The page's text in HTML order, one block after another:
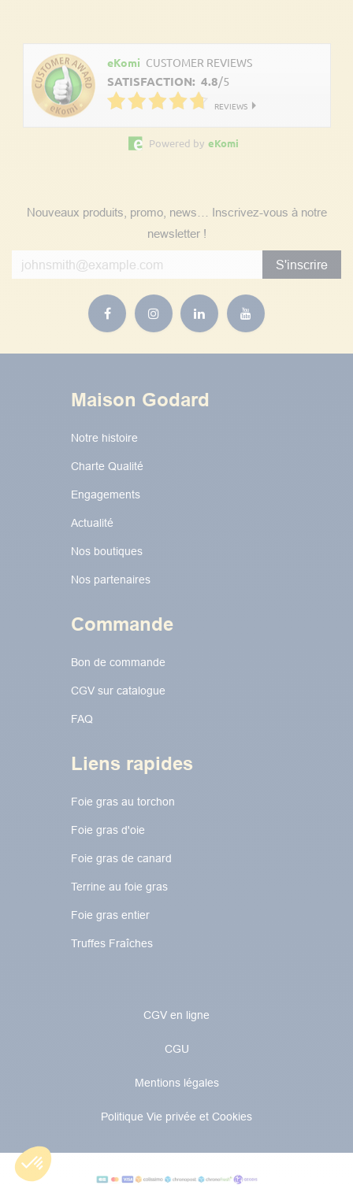
eKomi CUSTOMER REVIEWS
SATISFACTION: 4.8/5
REVIEWS
Powered by eKomi
Nouveaux produits, promo, news… Inscrivez-vous à notre
newsletter !
S'inscrire
Maison Godard
Notre histoire
Charte Qualité
Engagements
Actualité
Nos boutiques
Nos partenaires
Commande
Bon de commande
CGV sur catalogue
FAQ
Liens rapides
Foie gras au torchon​​​​
Foie gras d'oie
Foie gras de canard
Terrine au foie gras
Foie gras entier
Truffes Fraîches
CGV en ligne
CGU
Mentions légales
Politique Vie privée et Cookies